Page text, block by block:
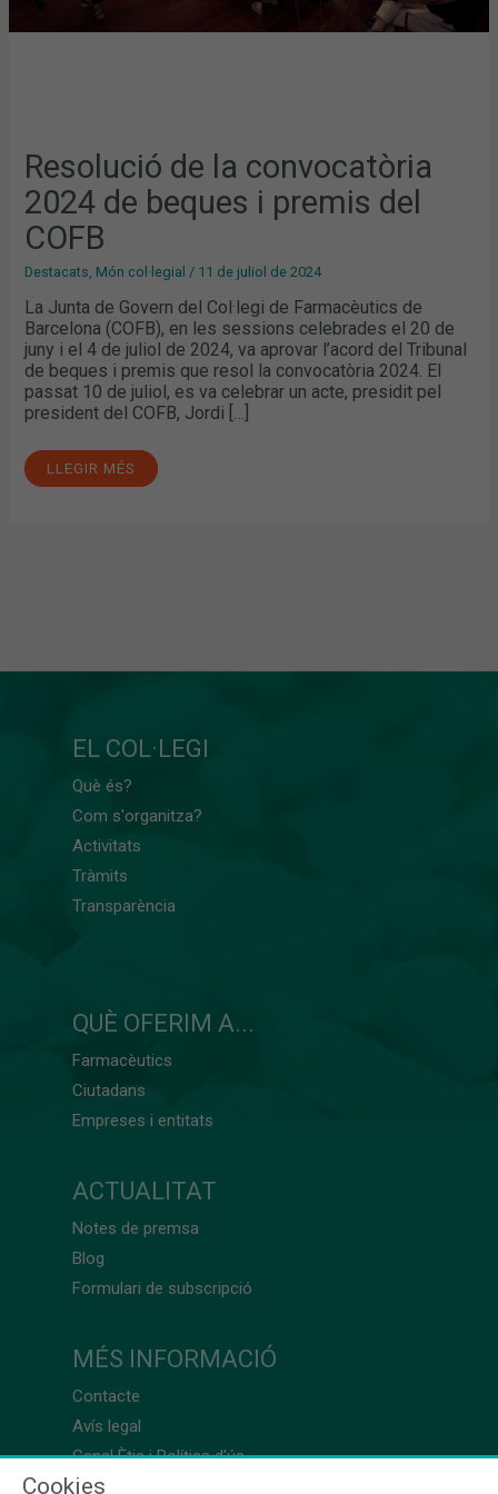
Resolució de la convocatòria
2024 de beques i premis del
COFB
Destacats, Món col·legial / 11 de juliol de 2024
La Junta de Govern del Col·legi de Farmacèutics de
Barcelona (COFB), en les sessions celebrades el 20 de
juny i el 4 de juliol de 2024, va aprovar l’acord del Tribunal
de beques i premis que resol la convocatòria 2024. El
passat 10 de juliol, es va celebrar un acte, presidit pel
president del COFB, Jordi […]
LLEGIR MÉS
EL COL·LEGI
Què és?
Com s'organitza?
Activitats
Tràmits
Transparència
QUÈ OFERIM A...
Farmacèutics
Ciutadans
Empreses i entitats
ACTUALITAT
Notes de premsa
Blog
Formulari de subscripció
MÉS INFORMACIÓ
Contacte
Avís legal
Canal Ètic i Política d’ús
Cookies